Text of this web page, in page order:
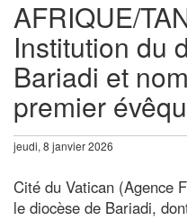
AFRIQUE/
Institution du
Bariadi et
premier
jeudi, 8 janvier 2026
Cité du Vatican (Agence
le diocèse de Bariadi,